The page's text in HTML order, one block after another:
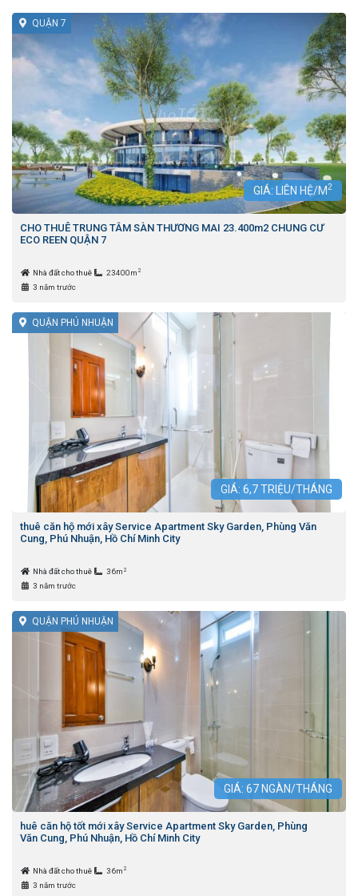
QUẬN 7
GIÁ: LIÊN HỆ/M2
CHO THUÊ TRUNG TÂM SÀN THƯƠNG MAI 23.400m2 CHUNG CƯ
ECO REEN QUẬN 7
Nhà đất cho thuê 23400m 2
3 năm trước
QUẬN PHÚ NHUẬN
GIÁ: 6,7TRIỆU/THÁNG
thuê căn hộ mới xây Service Apartment Sky Garden, Phùng Văn
Cung, Phú Nhuận, Hồ Chí Minh City
Nhà đất cho thuê 36m 2
3 năm trước
QUẬN PHÚ NHUẬN
GIÁ: 67 NGÀN/THÁNG
huê căn hộ tốt mới xây Service Apartment Sky Garden, Phùng
Văn Cung, Phú Nhuận, Hồ Chí Minh City
Nhà đất cho thuê 36m 2
3 năm trước